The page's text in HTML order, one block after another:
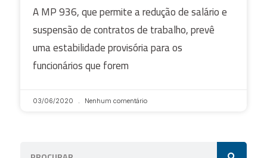
A MP 936, que permite a redução de salário e
suspensão de contratos de trabalho, prevê
uma estabilidade provisória para os
funcionários que forem
03/06/2020 Nenhum comentário